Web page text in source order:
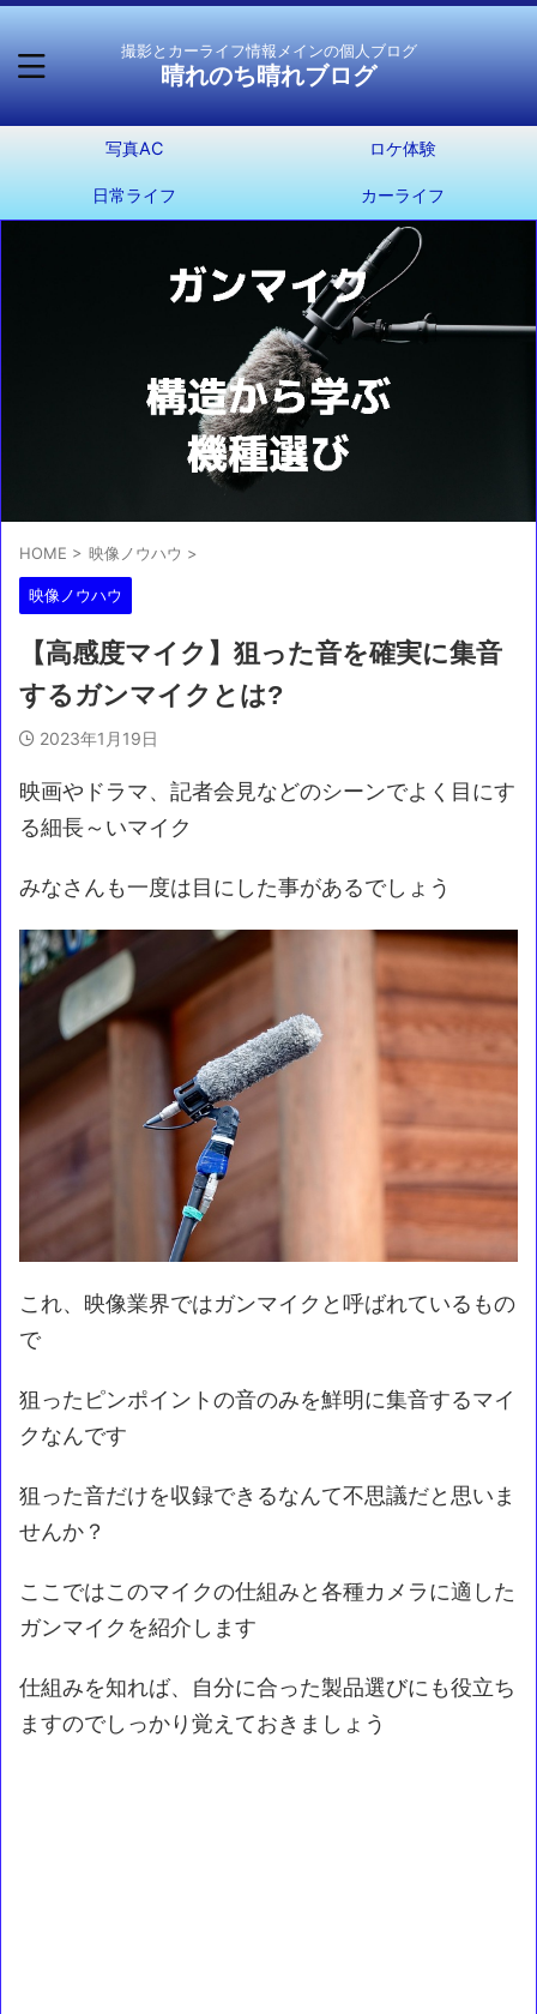
撮影とカーライフ情報メインの個人ブログ
晴れのち晴れブログ
写真AC ロケ体験
日常ライフ カーライフ
HOME > 映像ノウハウ >
映像ノウハウ
【高感度マイク】狙った音を確実に集音
するガンマイクとは?
2023年1月19日
映画やドラマ、記者会見などのシーンでよく目にす
る細長～いマイク
みなさんも一度は目にした事があるでしょう
これ、映像業界ではガンマイクと呼ばれているもの
で
狙ったピンポイントの音のみを鮮明に集音するマイ
クなんです
狙った音だけを収録できるなんて不思議だと思いま
せんか？
ここではこのマイクの仕組みと各種カメラに適した
ガンマイクを紹介します
仕組みを知れば、自分に合った製品選びにも役立ち
ますのでしっかり覚えておきましょう